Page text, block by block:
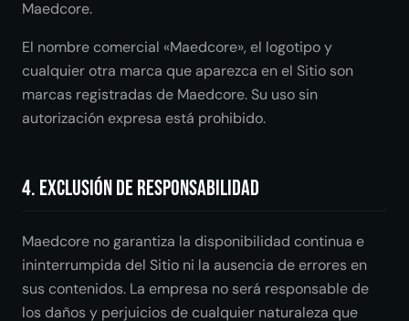
Maedcore.
El nombre comercial «Maedcore», el logotipo y
cualquier otra marca que aparezca en el Sitio son
marcas registradas de Maedcore. Su uso sin
autorización expresa está prohibido.
4. Exclusión de responsabilidad
Maedcore no garantiza la disponibilidad continua e
ininterrumpida del Sitio ni la ausencia de errores en
sus contenidos. La empresa no será responsable de
los daños y perjuicios de cualquier naturaleza que